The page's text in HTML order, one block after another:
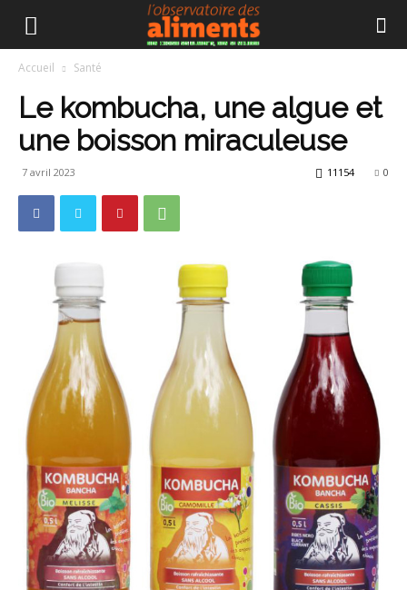
Accueil Santé
Le kombucha, une algue et
une boisson miraculeuse
7 avril 2023 0
11154